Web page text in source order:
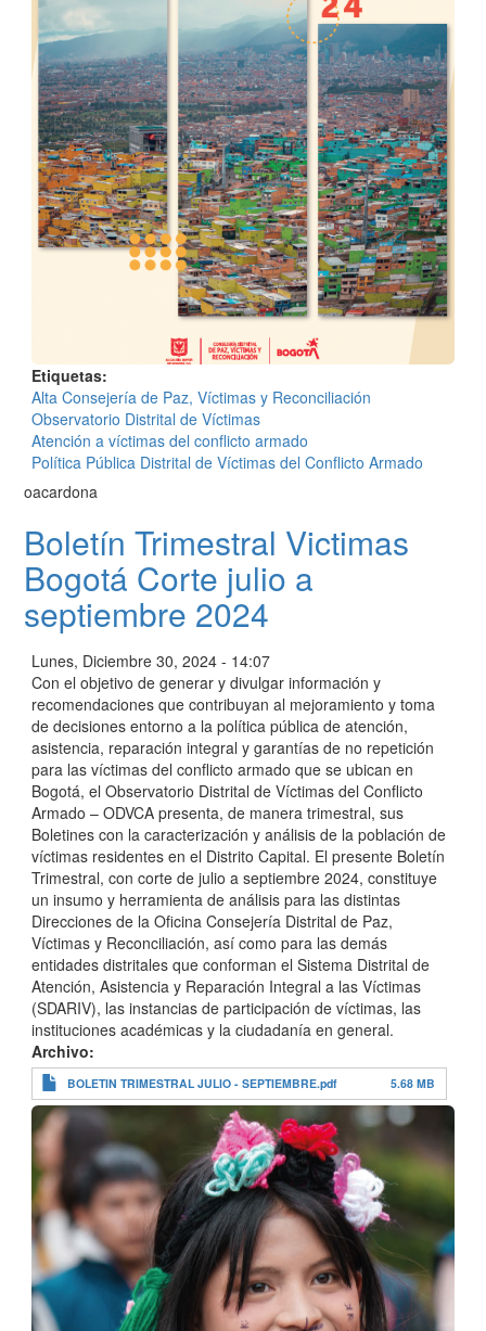
Etiquetas
Alta Consejería de Paz, Víctimas y Reconciliación
Observatorio Distrital de Víctimas
Atención a víctimas del conflicto armado
Política Pública Distrital de Víctimas del Conflicto Armado
oacardona
Boletín Trimestral Victimas
Bogotá Corte julio a
septiembre 2024
Lunes, Diciembre 30, 2024 - 14:07
Con el objetivo de generar y divulgar información y
recomendaciones que contribuyan al mejoramiento y toma
de decisiones entorno a la política pública de atención,
asistencia, reparación integral y garantías de no repetición
para las víctimas del conflicto armado que se ubican en
Bogotá, el Observatorio Distrital de Víctimas del Conflicto
Armado – ODVCA presenta, de manera trimestral, sus
Boletines con la caracterización y análisis de la población de
víctimas residentes en el Distrito Capital. El presente Boletín
Trimestral, con corte de julio a septiembre 2024, constituye
un insumo y herramienta de análisis para las distintas
Direcciones de la Oficina Consejería Distrital de Paz,
Víctimas y Reconciliación, así como para las demás
entidades distritales que conforman el Sistema Distrital de
Atención, Asistencia y Reparación Integral a las Víctimas
(SDARIV), las instancias de participación de víctimas, las
instituciones académicas y la ciudadanía en general.
Archivo
BOLETIN TRIMESTRAL JULIO - SEPTIEMBRE.pdf 5.68 MB